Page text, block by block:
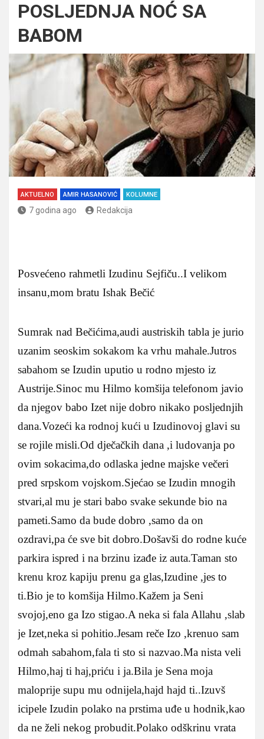
POSLJEDNJA NOĆ SA
BABOM
AKTUELNO AMIR HASANOVIĆ KOLUMNE
7 godina ago Redakcija
Posvećeno rahmetli Izudinu Sejfiču..I velikom
insanu,mom bratu Ishak Bečić
Sumrak nad Bečićima,audi austriskih tabla je jurio
uzanim seoskim sokakom ka vrhu mahale.Jutros
sabahom se Izudin uputio u rodno mjesto iz
Austrije.Sinoc mu Hilmo komšija telefonom javio
da njegov babo Izet nije dobro nikako posljednjih
dana.Vozeći ka rodnoj kući u Izudinovoj glavi su
se rojile misli.Od dječačkih dana ,i ludovanja po
ovim sokacima,do odlaska jedne majske večeri
pred srpskom vojskom.Sjećao se Izudin mnogih
stvari,al mu je stari babo svake sekunde bio na
pameti.Samo da bude dobro ,samo da on
ozdravi,pa će sve bit dobro.Došavši do rodne kuće
parkira ispred i na brzinu izađe iz auta.Taman sto
krenu kroz kapiju prenu ga glas,Izudine ,jes to
ti.Bio je to komšija Hilmo.Kažem ja Seni
svojoj,eno ga Izo stigao.A neka si fala Allahu ,slab
je Izet,neka si pohitio.Jesam reče Izo ,krenuo sam
odmah sabahom,fala ti sto si nazvao.Ma nista veli
Hilmo,haj ti haj,priću i ja.Bila je Sena moja
maloprije supu mu odnijela,hajd hajd ti..Izuvš
icipele Izudin polako na prstima uđe u hodnik,kao
da ne želi nekog probudit.Polako odškrinu vrata